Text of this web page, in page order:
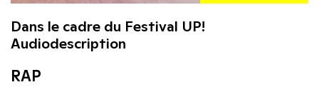
Dans le cadre du Festival UP!
Audiodescription
RAP